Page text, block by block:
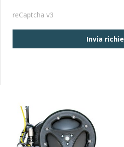
reCaptcha v3
Invia